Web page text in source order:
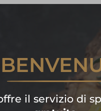
sui
Contattaci!
la tua
il servizio di